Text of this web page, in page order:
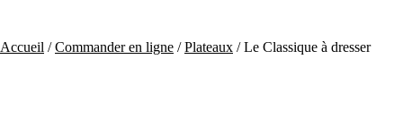
Accueil /Commander en ligne /Plateaux / Le Classique à dresser